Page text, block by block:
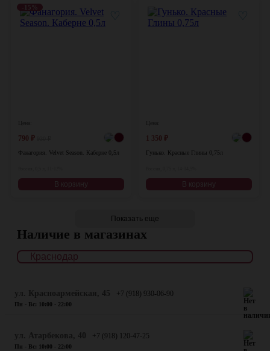
-15%
790 ₽
Фанагория. Velvet Season. Каберне 0,5л
В корзину
1 350 ₽
Гунько. Красные Глины 0,75л
В корзину
Показать еще
Наличие в магазинах
+7 (918) 930-06-90
Пн - Вс: 10:00 - 22:00
+7 (918) 120-47-25
Пн - Вс: 10:00 - 22:00